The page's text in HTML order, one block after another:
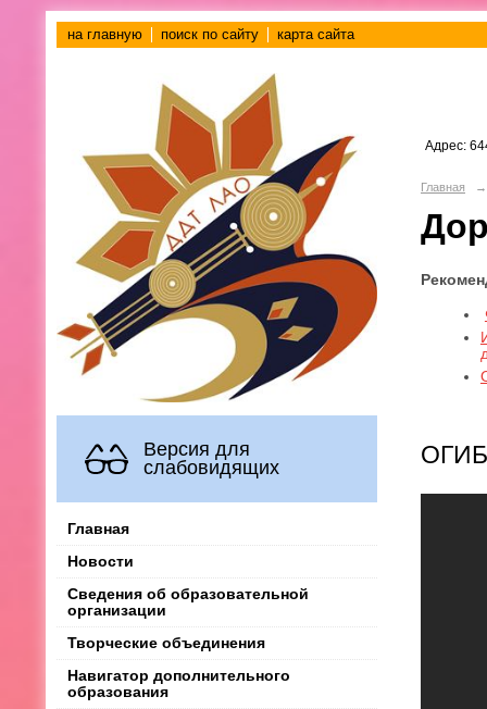
на главную поиск по сайту карта сайта
Версия для
слабовидящих
Главная
Новости
Сведения об образовательной
организации
Творческие объединения
Навигатор дополнительного
образования
Адрес:
Главная →